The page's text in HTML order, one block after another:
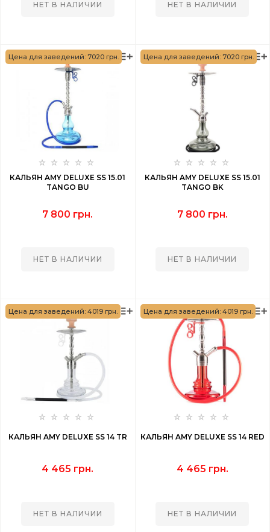
НЕТ В НАЛИЧИИ НЕТ В НАЛИЧИИ
Цена для заведений: 7020 грн.
КАЛЬЯН AMY DELUXE SS 15.01
TANGO BU
7 800 грн.
НЕТ В НАЛИЧИИ
Цена для заведений: 7020 грн.
КАЛЬЯН AMY DELUXE SS 15.01
TANGO BK
7 800 грн.
НЕТ В НАЛИЧИИ
Цена для заведений: 4019 грн.
КАЛЬЯН AMY DELUXE SS 14 TR
4 465 грн.
НЕТ В НАЛИЧИИ
Цена для заведений: 4019 грн.
КАЛЬЯН AMY DELUXE SS 14 RED
4 465 грн.
НЕТ В НАЛИЧИИ